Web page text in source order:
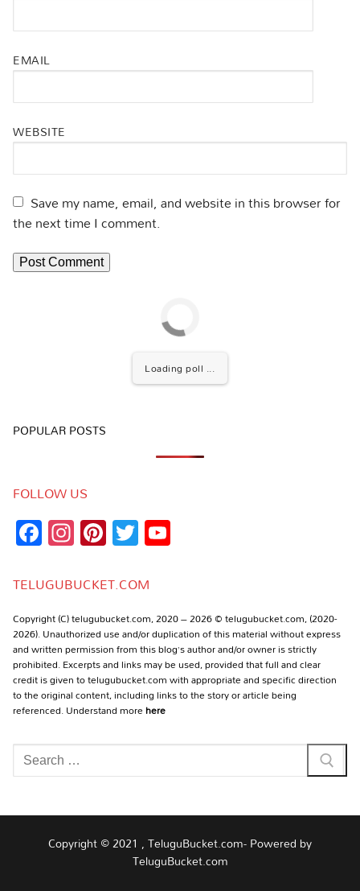
EMAIL
WEBSITE
Save my name, email, and website in this browser for
the next time I comment.
Loading poll ...
POPULAR POSTS
FOLLOW US
Facebook
Instagram
Pinterest
Twitter
TELUGUBUCKET.COM
Copyright (C) telugubucket.com, 2020 – 2026 © telugubucket.com, (2020-
2026). Unauthorized use and/or duplication of this material without express
and written permission from this blog’s author and/or owner is strictly
prohibited. Excerpts and links may be used, provided that full and clear
credit is given to telugubucket.com with appropriate and specific direction
to the original content, including links to the story or article being
referenced. Understand morehere
Search
for:
Copyright © 2021 , TeluguBucket.com- Powered by
TeluguBucket.com